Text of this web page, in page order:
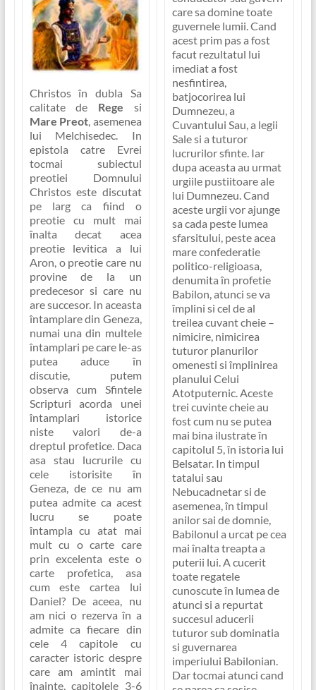
Christos în dubla Sa
calitate de Rege si
Mare Preot, asemenea
lui Melchisedec. In
epistola catre Evrei
tocmai subiectul
preotiei Domnului
Christos este discutat
pe larg ca fiind o
preotie cu mult mai
înalta decat acea
preotie levitica a lui
Aron, o preotie care nu
provine de la un
predecesor si care nu
are succesor. In aceasta
întamplare din Geneza,
numai una din multele
întamplari pe care le-as
putea aduce în
discutie, putem
observa cum Sfintele
Scripturi acorda unei
întamplari istorice
niste valori de-a
dreptul profetice. Daca
asa stau lucrurile cu
cele istorisite în
Geneza, de ce nu am
putea admite ca acest
lucru se poate
întampla cu atat mai
mult cu o carte care
prin excelenta este o
carte profetica, asa
cum este cartea lui
Daniel? De aceea, nu
am nici o rezerva în a
admite ca fiecare din
cele 4 capitole cu
caracter istoric despre
care am amintit mai
înainte, capitolele 3-6
care sa domine toate
guvernele lumii. Cand
acest prim pas a fost
facut rezultatul lui
imediat a fost
nesfintirea,
batjocorirea lui
Dumnezeu, a
Cuvantului Sau, a legii
Sale si a tuturor
lucrurilor sfinte. Iar
dupa aceasta au urmat
urgiile pustiitoare ale
lui Dumnezeu. Cand
aceste urgii vor ajunge
sa cada peste lumea
sfarsitului, peste acea
mare confederatie
politico-religioasa,
denumita în profetie
Babilon, atunci se va
împlini si cel de al
treilea cuvant cheie –
nimicire, nimicirea
tuturor planurilor
omenesti si împlinirea
planului Celui
Atotputernic. Aceste
trei cuvinte cheie au
fost cum nu se putea
mai bina ilustrate în
capitolul 5, în istoria lui
Belsatar. In timpul
tatalui sau
Nebucadnetar si de
asemenea, în timpul
anilor sai de domnie,
Babilonul a urcat pe cea
mai înalta treapta a
puterii lui. A cucerit
toate regatele
cunoscute în lumea de
atunci si a repurtat
succesul aducerii
tuturor sub dominatia
si guvernarea
imperiului Babilonian.
Dar tocmai atunci cand